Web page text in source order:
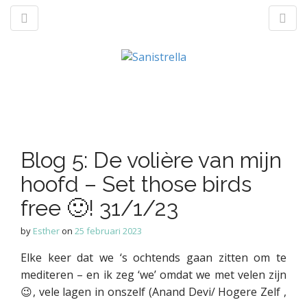
Blog 5: De volière van mijn
hoofd – Set those birds
free 🙂! 31/1/23
by Estheron 25 februari 2023
Elke keer dat we ‘s ochtends gaan zitten om te
mediteren – en ik zeg ‘we’ omdat we met velen zijn
😉, vele lagen in onszelf (Anand Devi/ Hogere Zelf ,